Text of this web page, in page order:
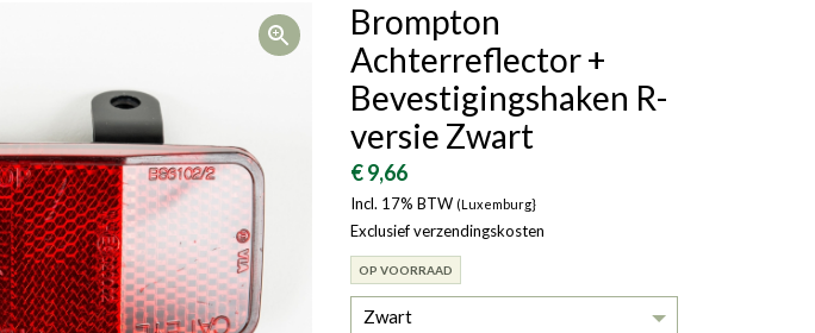
Slovenië
Denemarken Finland
Bulgarije
Open
Brompton
Achterreflector +
Bevestigingshaken R-
versie Zwart
€ 9,66
Incl. 17% BTW (Luxemburg}
Exclusief verzendingskosten
OP VOORRAAD
Zwart